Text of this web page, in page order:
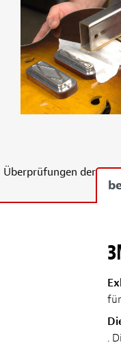
Überprüfungen der
.